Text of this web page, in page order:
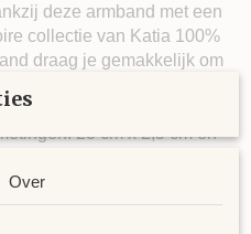
deze armband met een
collectie van Katia 100%
draag je gemakkelijk om
wordt geleverd in een
23 cm x 2,5 cm en
magneet.
Over